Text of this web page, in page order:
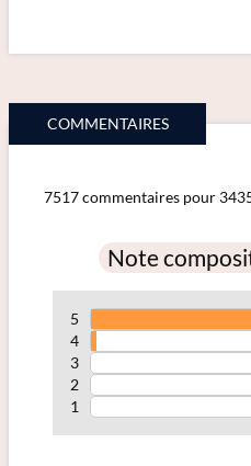
COMMENTAIRES
7517 commentaires pour
Note
5
4
3
2
1